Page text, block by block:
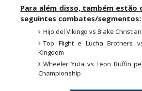
de interromper combate de
lesão grave no ombro
- Aug 07 2026
WWE: Nikki Bella não quer
sem Brie Bella
Para além disso, também estão
seguintes combates/segmentos:
Hijo del Vikingo vs Blake Christian
Top Flight e Lucha Brothers
Kingdom
Wheeler Yuta vs Leon Ruffin
Championship